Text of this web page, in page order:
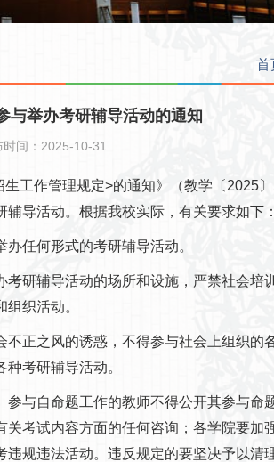
首
与举办考研辅导活动的通知
时间：2025-10-31
作管理规定>的通知》（教学〔2025
导活动。根据我校实际，有关要求如下：
任何形式的考研辅导活动。
辅导活动的场所和设施，严禁社会培
织活动。
之风的诱惑，不得参与社会上组织的
考研辅导活动。
自命题工作的教师不得公开其参与命
考试内容方面的任何咨询；各学院要加
规违法活动。违反规定的要坚决予以清